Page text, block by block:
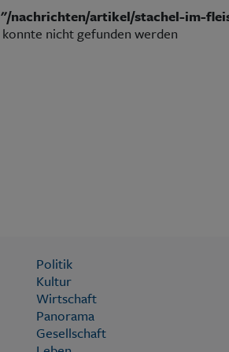
"/nachrichten/artikel/stachel-im-
konnte nicht gefunden werden
Politik
Kultur
Wirtschaft
Panorama
Gesellschaft